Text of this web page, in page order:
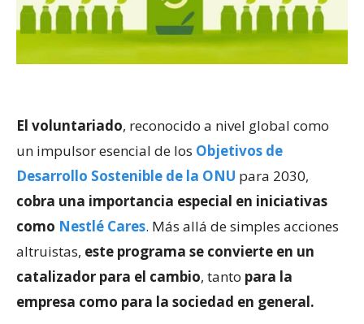
El voluntariado, reconocido a nivel global como
un impulsor esencial de los Objetivos de
Desarrollo Sostenible de la ONU para 2030,
cobra una importancia especial en iniciativas
como Nestlé Cares. Más allá de simples acciones
altruistas, este programa se convierte en un
catalizador para el cambio, tanto para la
empresa como para la sociedad en general.